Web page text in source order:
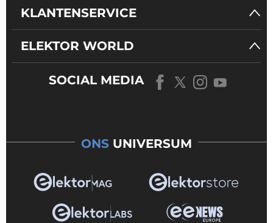
KLANTENSERVICE
ELEKTOR WORLD
SOCIAL MEDIA
ONS UNIVERSUM